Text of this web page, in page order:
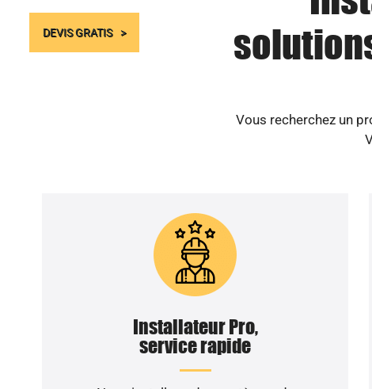
DEVIS GRATIS
Vous recherchez un
Installateur Pro,
service rapide